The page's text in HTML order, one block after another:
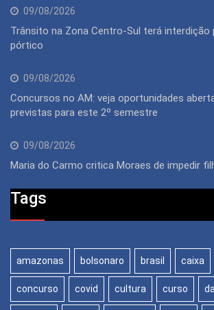
09/08/2026
Trânsito na Zona Centro-Sul terá interdição
pórtico
09/08/2026
Concursos no AM: veja oportunidades
previstas para este 2º semestre
09/08/2026
Maria do Carmo critica Moraes de impedir
Tags
amazonas bolsonaro brasil caixa
concurso covid cultura curso